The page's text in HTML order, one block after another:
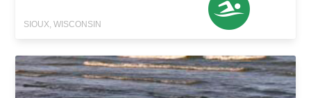
SIOUX, WISCONSIN